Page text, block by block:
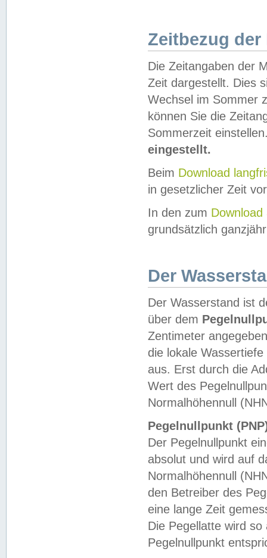
Zeitbezug der
Die Zeitangaben der
Zeit dargestellt. Dies
Wechsel im Sommer
können Sie die
Sommerzeit
eingestellt.
Beim Download
in gesetzlicher Zeit
In den zum Download
grundsätzlich
Der
Der Wasserstand ist
über dem
Zentimeter
die lokale
aus. Erst durch die
Wert des
Normalhöhennull
Pegelnullpunkt
Der Pegelnullpunkt
absolut und wird auf
Normalhöhennull
den Betreiber des
eine lange Zeit
Die Pegellatte wird
Pegelnullpunkt